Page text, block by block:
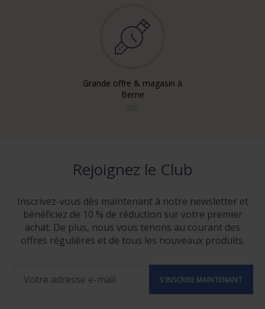
Grande offre & magasin à
Berne
Rejoignez le Club
Inscrivez-vous dès maintenant à notre newsletter et
bénéficiez de 10 % de réduction sur votre premier
achat. De plus, nous vous tenons au courant des
offres régulières et de tous les nouveaux produits.